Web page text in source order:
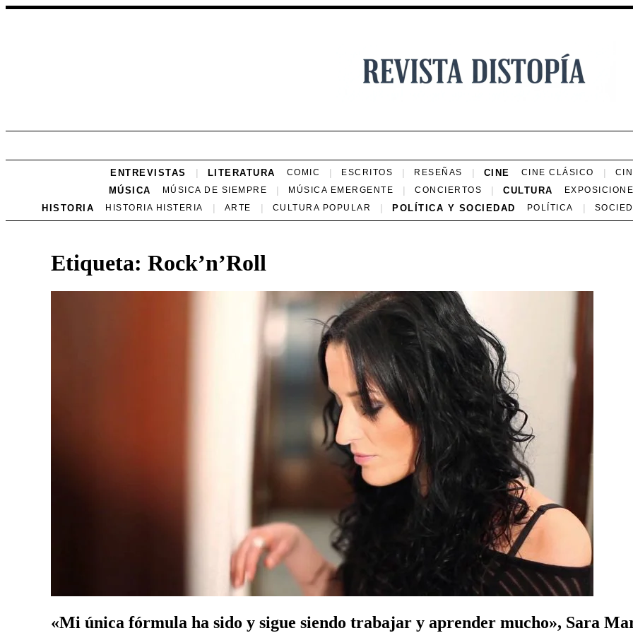
ENTREVISTAS LITERATURA COMIC ESCRITOS RESEÑAS CINE CINE CLÁSICO
MÚSICA MÚSICA DE SIEMPRE MÚSICA EMERGENTE CONCIERTOS CULTURA
HISTORIA HISTORIA HISTERIA ARTE CULTURA POPULAR POLÍTICA Y SOCIEDAD POLÍTICA
Etiqueta: Rock’n’Roll
«Mi única fórmula ha sido y sigue siendo trabajar y aprender mucho», Sara